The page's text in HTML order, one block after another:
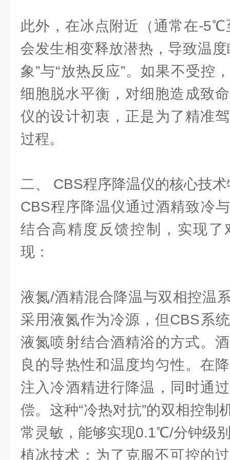
此外，在冰点附近（通常在-
会发生相变释放潜热，导致温
象”与“放热反应”。如果不受控
细胞脱水平衡，对细胞造成致
仪的设计初衷，正是为了精准
过程。
二、 CBS程序降温仪的核心技
CBS程序降温仪通过酒精致冷
结合高精度反馈控制，实现了
现：
液氮/酒精混合降温与双相控温
采用液氮作为冷源，但CBS系
液氮喷射结合酒精浴的方式。
良的导热性和温度均匀性。在
注入冷酒精进行降温，同时通
偿。这种“冷热对抗”的双相控制
常灵敏，能够实现0.1℃/分钟级
植冰技术：为了克服不可控的